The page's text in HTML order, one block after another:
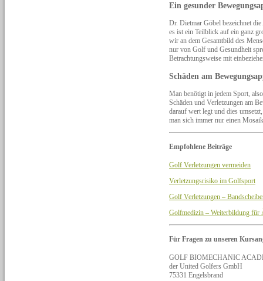
Ein gesunder
Dr. Dietmar Göbel bezeichnet
es ist ein Teilblick auf ein ganz
wir an dem Gesamtbild des
nur von Golf und Gesundheit
Betrachtungsweise mit
Schäden am
Man benötigt in jedem Sport,
Schäden und Verletzungen am
darauf wert legt und dies
man sich immer nur einen
Empfohlene Beiträge
Golf Verletzungen vermeiden
Verletzungsrisiko im Golfsport
Golf Verletzungen –
Golfmedizin – Weiterbildung für
Für Fragen zu unseren
GOLF BIOMECHANIC
der United Golfers GmbH
75331 Engelsbrand